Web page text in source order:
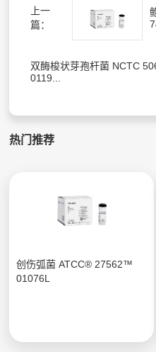
上一
篇：
双酶梭状芽孢杆菌 NCTC
0119...
热门推荐
创伤弧菌 ATCC® 27562™
01076L